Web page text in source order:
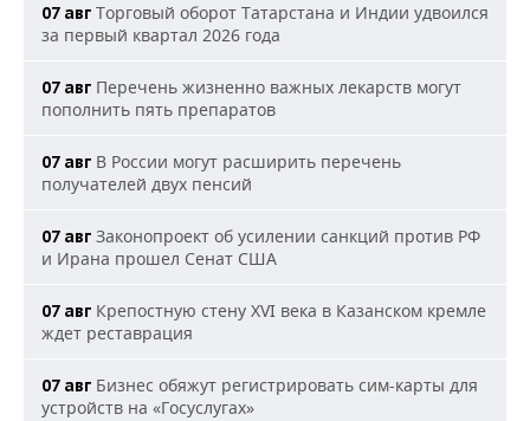
07 авг Торговый оборот Татарстана и Индии удвоился
за первый квартал 2026 года
07 авг Перечень жизненно важных лекарств могут
пополнить пять препаратов
07 авг В России могут расширить перечень
получателей двух пенсий
07 авг Законопроект об усилении санкций против РФ
и Ирана прошел Сенат США
07 авг Крепостную стену XVI века в Казанском кремле
ждет реставрация
07 авг Бизнес обяжут регистрировать сим-карты для
устройств на «Госуслугах»